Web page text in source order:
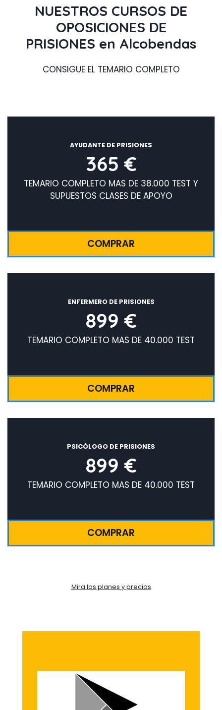
NUESTROS CURSOS DE
OPOSICIONES DE
PRISIONES en Alcobendas
CONSIGUE EL TEMARIO COMPLETO
AYUDANTE DE PRISIONES
365 €
TEMARIO COMPLETO MAS DE 38.000 TEST Y
SUPUESTOS CLASES DE APOYO
COMPRAR
ENFERMERO DE PRISIONES
899 €
TEMARIO COMPLETO MAS DE 40.000 TEST
COMPRAR
PSICÓLOGO DE PRISIONES
899 €
TEMARIO COMPLETO MAS DE 40.000 TEST
COMPRAR
Mira los planes y precios